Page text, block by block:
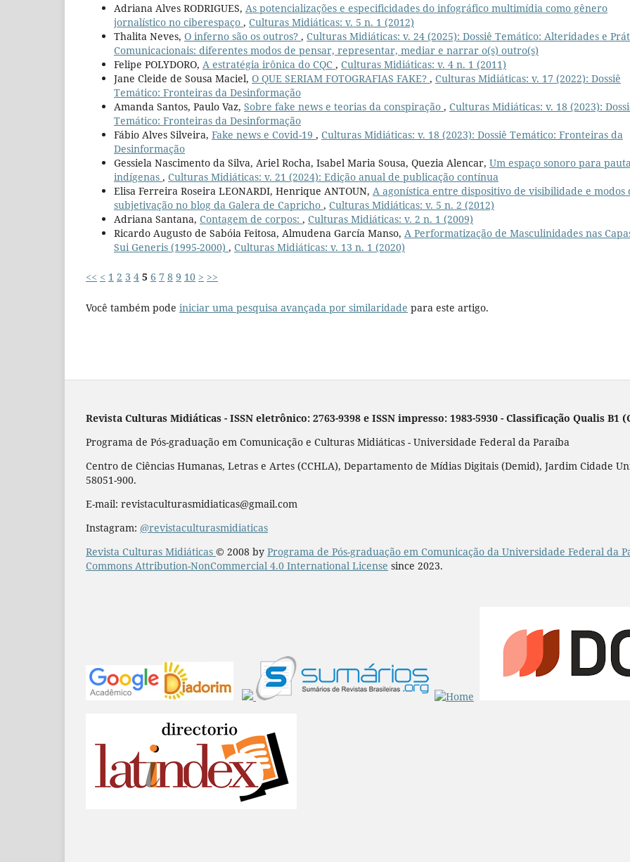
Adriana Alves RODRIGUES, As potencializações e especificidades do infográfico multimídia como gênero
jornalístico no ciberespaço , Culturas Midiáticas: v. 5 n. 1 (2012)
Thalita Neves, O inferno são os outros? , Culturas Midiáticas: v. 24 (2025): Dossiê Temático: Alteridades e
Comunicacionais: diferentes modos de pensar, representar, mediar e narrar o(s) outro(s)
Felipe POLYDORO, A estratégia irônica do CQC , Culturas Midiáticas: v. 4 n. 1 (2011)
Jane Cleide de Sousa Maciel, O QUE SERIAM FOTOGRAFIAS FAKE? , Culturas Midiáticas: v. 17 (2022): Dossiê
Temático: Fronteiras da Desinformação
Amanda Santos, Paulo Vaz, Sobre fake news e teorias da conspiração , Culturas Midiáticas: v. 18 (2023):
Temático: Fronteiras da Desinformação
Fábio Alves Silveira, Fake news e Covid-19 , Culturas Midiáticas: v. 18 (2023): Dossiê Temático: Fronteiras da
Desinformação
Gessiela Nascimento da Silva, Ariel Rocha, Isabel Maria Sousa, Quezia Alencar, Um espaço sonoro para
indígenas , Culturas Midiáticas: v. 21 (2024): Edição anual de publicação contínua
Elisa Ferreira Roseira LEONARDI, Henrique ANTOUN, A agonística entre dispositivo de visibilidade e modos
subjetivação no blog da Galera de Capricho , Culturas Midiáticas: v. 5 n. 2 (2012)
Adriana Santana, Contagem de corpos: , Culturas Midiáticas: v. 2 n. 1 (2009)
Ricardo Augusto de Sabóia Feitosa, Almudena García Manso, A Performatização de Masculinidades nas
Sui Generis (1995-2000) , Culturas Midiáticas: v. 13 n. 1 (2020)
<< < 1 2 3 4 5 6 7 8 9 10 > >>
Você também pode iniciar uma pesquisa avançada por similaridade para este artigo.
Revista Culturas Midiáticas - ISSN eletrônico: 2763-9398 e ISSN impresso: 1983-5930 - Classificação Qualis
Programa de Pós-graduação em Comunicação e Culturas Midiáticas - Universidade Federal da Paraíba
Centro de Ciências Humanas, Letras e Artes (CCHLA), Departamento de Mídias Digitais (Demid), Jardim Cidade
58051-900.
E-mail: revistaculturasmidiaticas@gmail.com
Instagram: @revistaculturasmidiaticas
Revista Culturas Midiáticas © 2008 by Programa de Pós-graduação em Comunicação da Universidade Federal da
Commons Attribution-NonCommercial 4.0 International License since 2023.